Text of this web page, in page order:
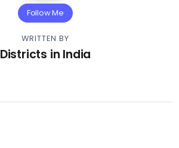
Follow Me
WRITTEN BY
Districts in India